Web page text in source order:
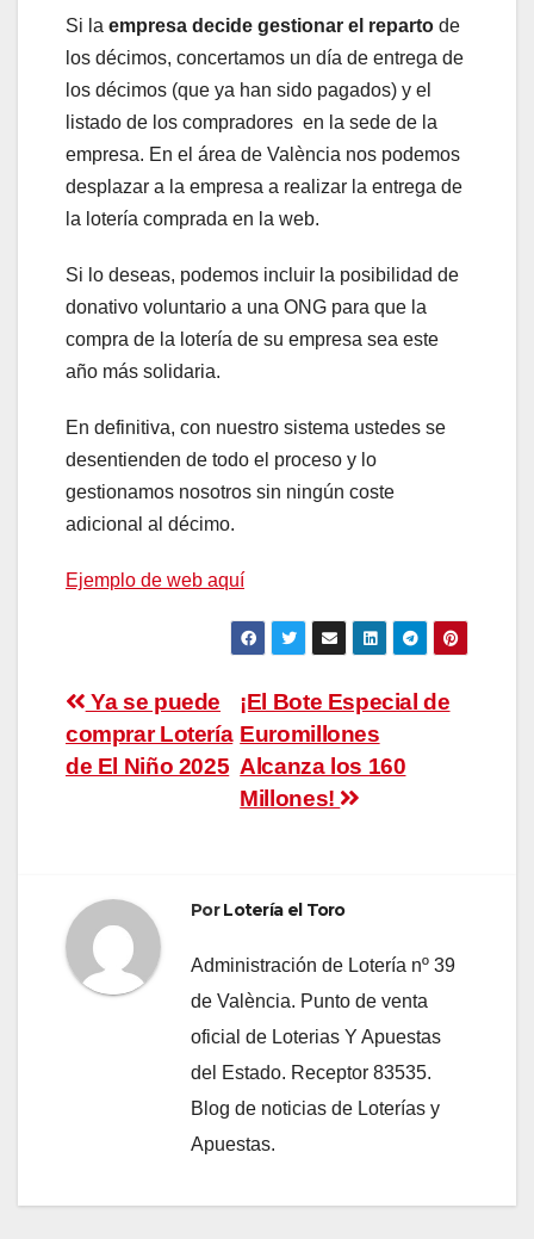
Si la empresa decide gestionar el reparto de
los décimos, concertamos un día de entrega de
los décimos (que ya han sido pagados) y el
listado de los compradores en la sede de la
empresa. En el área de València nos podemos
desplazar a la empresa a realizar la entrega de
la lotería comprada en la web.
Si lo deseas, podemos incluir la posibilidad de
donativo voluntario a una ONG para que la
compra de la lotería de su empresa sea este
año más solidaria.
En definitiva, con nuestro sistema ustedes se
desentienden de todo el proceso y lo
gestionamos nosotros sin ningún coste
adicional al décimo.
Ejemplo de web aquí
Navegación
de
¡El Bote Especial de
Euromillones
Alcanza los 160
Millones!
Ya se puede
comprar Lotería
de El Niño 2025
PorLotería el Toro
Administración de Lotería nº 39
de València. Punto de venta
oficial de Loterias Y Apuestas
del Estado. Receptor 83535.
Blog de noticias de Loterías y
Apuestas.